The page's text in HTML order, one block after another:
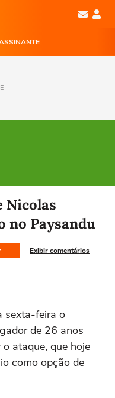
Nicolas
no Paysandu
Exibir comentários
sexta-feira o
de 26 anos
ataque, que hoje
como opção de